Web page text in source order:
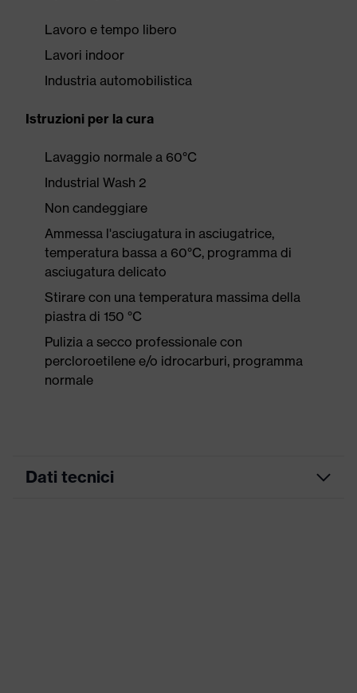
Lavoro e tempo libero
Lavori indoor
Industria automobilistica
Istruzioni per la cura
Lavaggio normale a 60°C
Industrial Wash 2
Non candeggiare
Ammessa l'asciugatura in asciugatrice,
temperatura bassa a 60°C, programma di
asciugatura delicato
Stirare con una temperatura massima della
piastra di 150 °C
Pulizia a secco professionale con
percloroetilene e/o idrocarburi, programma
normale
Dati tecnici